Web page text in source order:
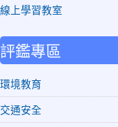
線上學習教室
評鑑專區
環境教育
交通安全